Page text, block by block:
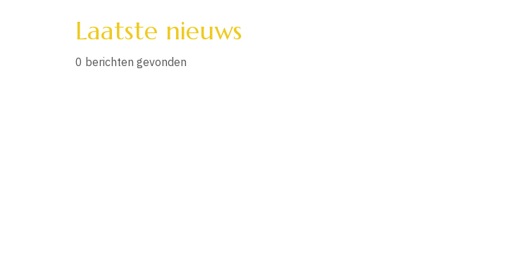
Laatste nieuws
0 berichten gevonden